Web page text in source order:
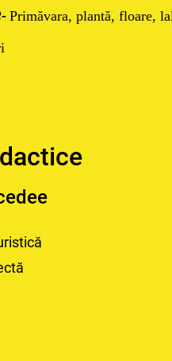
- Primăvara, plantă, floare,